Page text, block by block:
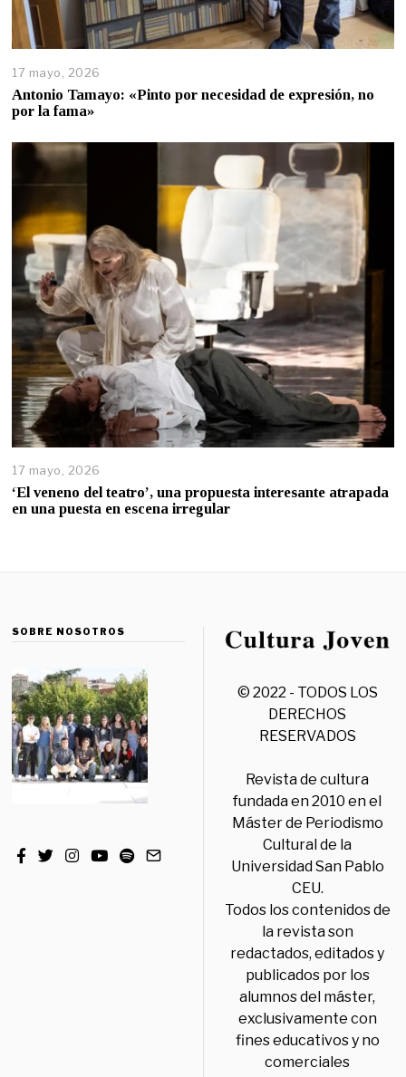
17 mayo, 2026
Antonio Tamayo: «Pinto por necesidad de expresión, no
por la fama»
17 mayo, 2026
‘El veneno del teatro’, una propuesta interesante atrapada
en una puesta en escena irregular
SOBRE NOSOTROS
© 2022 - TODOS LOS
DERECHOS
RESERVADOS
Revista de cultura
fundada en 2010 en el
Máster de Periodismo
Cultural de la
Universidad San Pablo
CEU.
Todos los contenidos de
la revista son
redactados, editados y
publicados por los
alumnos del máster,
exclusivamente con
fines educativos y no
comerciales